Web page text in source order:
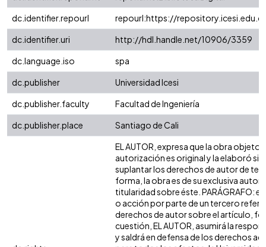
dc.identifier.repourl
repourl:https://
dc.identifier.uri
http://hdl.handle.net/10906/3359
dc.language.iso
spa
dc.publisher
Universidad Icesi
dc.publisher.faculty
Facultad de Ingeniería
dc.publisher.place
Santiago de Cali
EL AUTOR, expresa que la obra objeto
autorización es original y la elaboró
suplantar los derechos de autor de
forma, la obra es de su exclusiva
titularidad sobre éste. PARÁGRAFO:
o acción por parte de un tercero
derechos de autor sobre el artículo,
cuestión, EL AUTOR, asumirá la
y saldrá en defensa de los derechos